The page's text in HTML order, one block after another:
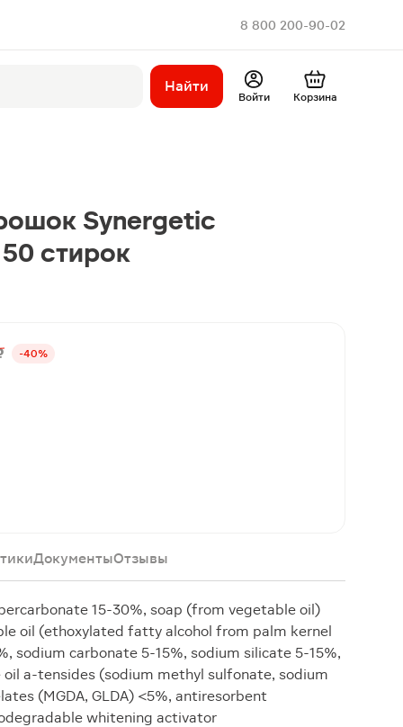
8 800 200-90-02
Найти
Войти Корзина
Synergetic
стирок
-40%
ДокументыОтзывы
15-30%, soap (from vegetable oil)
oil (ethoxylated fatty alcohol from palm kernel
sodium carbonate 5-15%, sodium silicate 5-15%,
a-tensides (sodium methyl sulfonate, sodium
(MGDA, GLDA) <5%, antiresorbent
whitening activator